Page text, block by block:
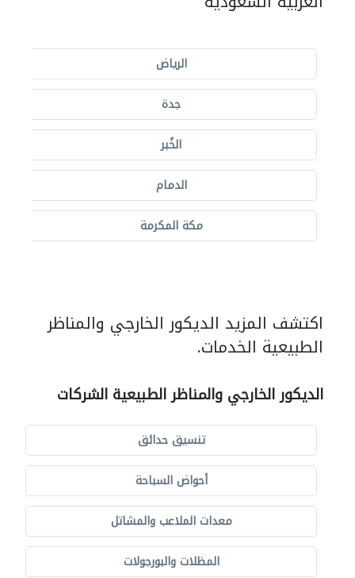
الرياض
جدة
الخُبر
الدمام
مكة المكرمة
اكتشف المزيد الديكور الخارجي والمناظر
الطبيعية الخدمات.
الديكور الخارجي والمناظر الطبيعية الشركات
تنسيق حدائق
أحواض السباحة
معدات الملاعب والمشاتل
المظلات والبورجولات